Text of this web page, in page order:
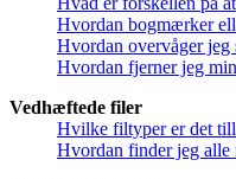
Hvordan bogmærker
Hvordan overvåger jeg
Hvordan fjerner jeg
Vedhæftede filer
Hvilke filtyper er det
Hvordan finder jeg